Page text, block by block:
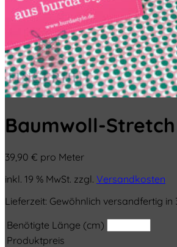
Baumwoll-Stretch
39,90 € pro Meter
inkl. 19 % MwSt. zzgl. Versandkosten
Lieferzeit: Gewöhnlich versandfertig in
Benötigte Länge (cm)
Produktpreis